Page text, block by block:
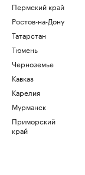
Пермский край
Ростов-на-Дону
Татарстан
Тюмень
Черноземье
Кавказ
Карелия
Мурманск
Приморский
край